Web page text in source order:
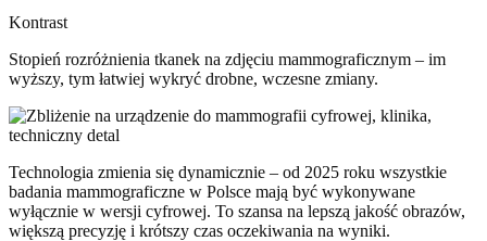
Kontrast
Stopień rozróżnienia tkanek na zdjęciu mammograficznym – im
wyższy, tym łatwiej wykryć drobne, wczesne zmiany.
Technologia zmienia się dynamicznie – od 2025 roku wszystkie
badania mammograficzne w Polsce mają być wykonywane
wyłącznie w wersji cyfrowej. To szansa na lepszą jakość obrazów,
większą precyzję i krótszy czas oczekiwania na wyniki.